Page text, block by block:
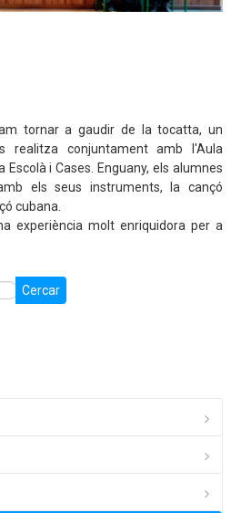
tornar a gaudir de la tocatta, un
realitza conjuntament amb l'Aula
Escolà i Cases. Enguany, els alumnes
els seus instruments, la cançó
cubana.
experiència molt enriquidora per a
Cercar